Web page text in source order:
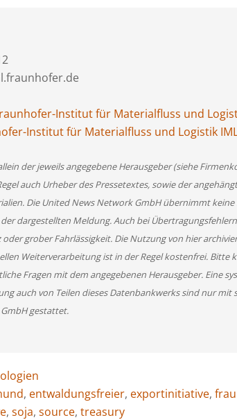
Institut für Materialfluss und
Institut für Materialfluss und Logistik
der jeweils angegebene Herausgeber (siehe
auch Urheber des Pressetextes, sowie der
Die United News Network GmbH übernimmt
dargestellten Meldung. Auch bei
grober Fahrlässigkeit. Die Nutzung von hier
Weiterverarbeitung ist in der Regel kostenfrei. Bitte
Fragen mit dem angegebenen Herausgeber. Eine
auch von Teilen dieses Datenbankwerks sind nur mit
gestattet.
, entwaldungsfreier, exportinitiative,
, soja, source, treasury